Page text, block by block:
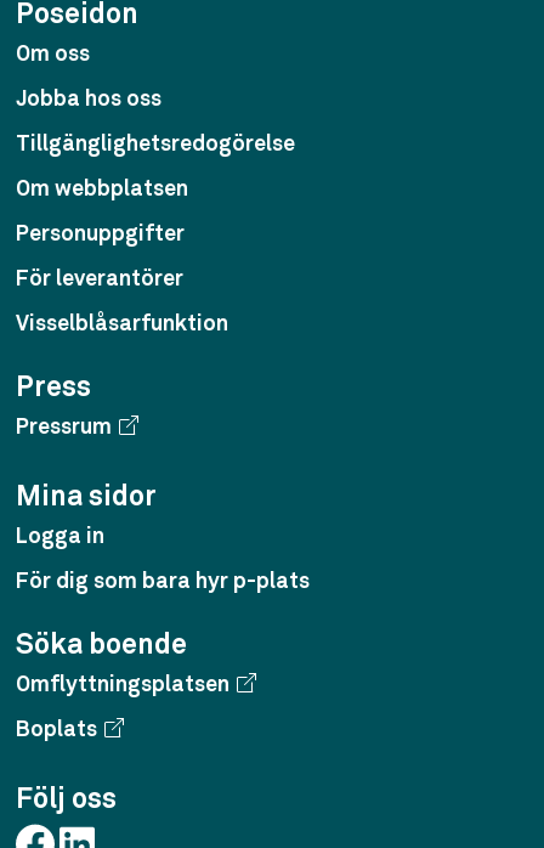
Poseidon
Om oss
Jobba hos oss
Tillgänglighetsredogörelse
Om webbplatsen
Personuppgifter
För leverantörer
Visselblåsarfunktion
Press
Pressrum
Mina sidor
Logga in
För dig som bara hyr p-plats
Söka boende
Omflyttningsplatsen
Boplats
Följ oss